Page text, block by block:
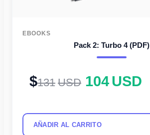
EBOOKS
Pack 2: Turbo 4 (PDF)
131 USD 104USD
AÑADIR AL CARRITO